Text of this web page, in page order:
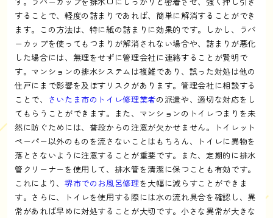
することで、軽度の詰まりであれば、簡単に解消することができ
ます。この方法は、特に紙の詰まりに効果的です。しかし、ラバ
ーカップを使ってもつまりが解消されない場合や、詰まりが悪化
した場合には、無理をせずに管理会社に連絡することが賢明で
す。マンションの排水システムは複雑であり、誤った対処は他の
住戸にまで影響を及ぼすリスクがあります。管理会社に相談する
ことで、
さいたま市のトイレ修理業者の派遣や、適切な対応をし
てもらうことができます。また、マンションのトイレつまりを未
然に防ぐためには、普段からの注意が欠かせません。トイレット
ペーパー以外のものを流さないことはもちろん、トイレに異物を
落とさないように注意することが重要です。また、定期的に排水
管クリーナーを使用して、排水管を清潔に保つことも有効です。
これにより、 堺市でのお風呂修理を大幅に減らすことができま
す。さらに、トイレを使用する際には水の流れ具合を確認し、異
常があれば早めに対処することが大切です。小さな異常が大きな